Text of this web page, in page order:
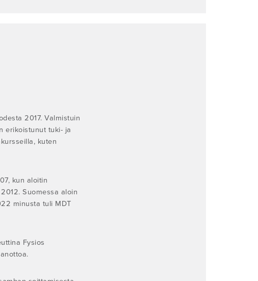
2017. Valmistuin
erikoistunut tuki- ja
kuten
kun aloitin
Suomessa aloin
minusta tuli MDT
Fysios